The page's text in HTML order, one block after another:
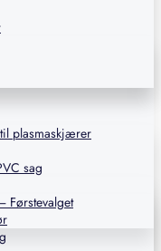
plasmaskjærer
sag
Førstevalget